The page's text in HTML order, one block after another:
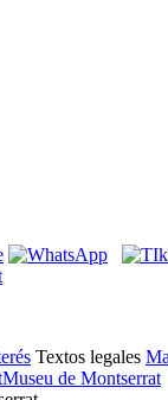
Textos legales
Museu de Montserrat